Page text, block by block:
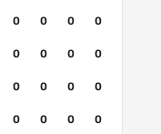
0 0 0 0
0 0 0 0
0 0 0 0
0 0 0 0